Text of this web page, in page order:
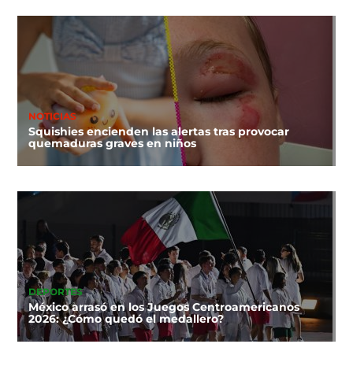
NOTICIAS
Squishies encienden las alertas tras provocar
quemaduras graves en niños
DEPORTES
México arrasó en los Juegos Centroamericanos
2026: ¿Cómo quedó el medallero?